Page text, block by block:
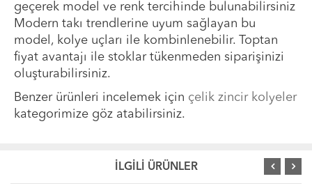
geçerek model ve renk tercihinde bulunabilirsiniz
Modern takı trendlerine uyum sağlayan bu
model, kolye uçları ile kombinlenebilir. Toptan
fiyat avantajı ile stoklar tükenmeden siparişinizi
oluşturabilirsiniz.
Benzer ürünleri incelemek için çelik zincir kolyeler
kategorimize göz atabilirsiniz.
İLGİLİ ÜRÜNLER